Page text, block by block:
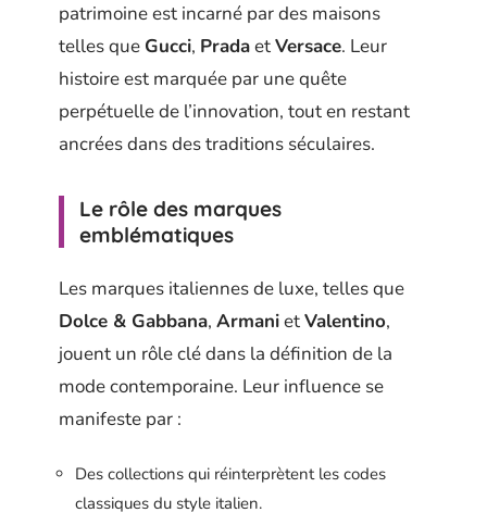
patrimoine est incarné par des maisons
telles que Gucci, PradaetVersace. Leur
histoire est marquée par une quête
perpétuelle de l’innovation, tout en restant
ancrées dans des traditions séculaires.
Le rôle des marques
emblématiques
Les marques italiennes de luxe, telles que
Dolce & Gabbana, ArmanietValentino,
jouent un rôle clé dans la définition de la
mode contemporaine. Leur influence se
manifeste par :
Des collections qui réinterprètent les codes
classiques du style italien.